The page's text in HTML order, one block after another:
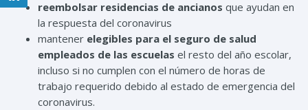
reembolsar residencias de ancianos que ayudan en
la respuesta del coronavirus
mantener elegibles para el seguro de salud
empleados de las escuelas el resto del año escolar,
incluso si no cumplen con el número de horas de
trabajo requerido debido al estado de emergencia del
coronavirus.